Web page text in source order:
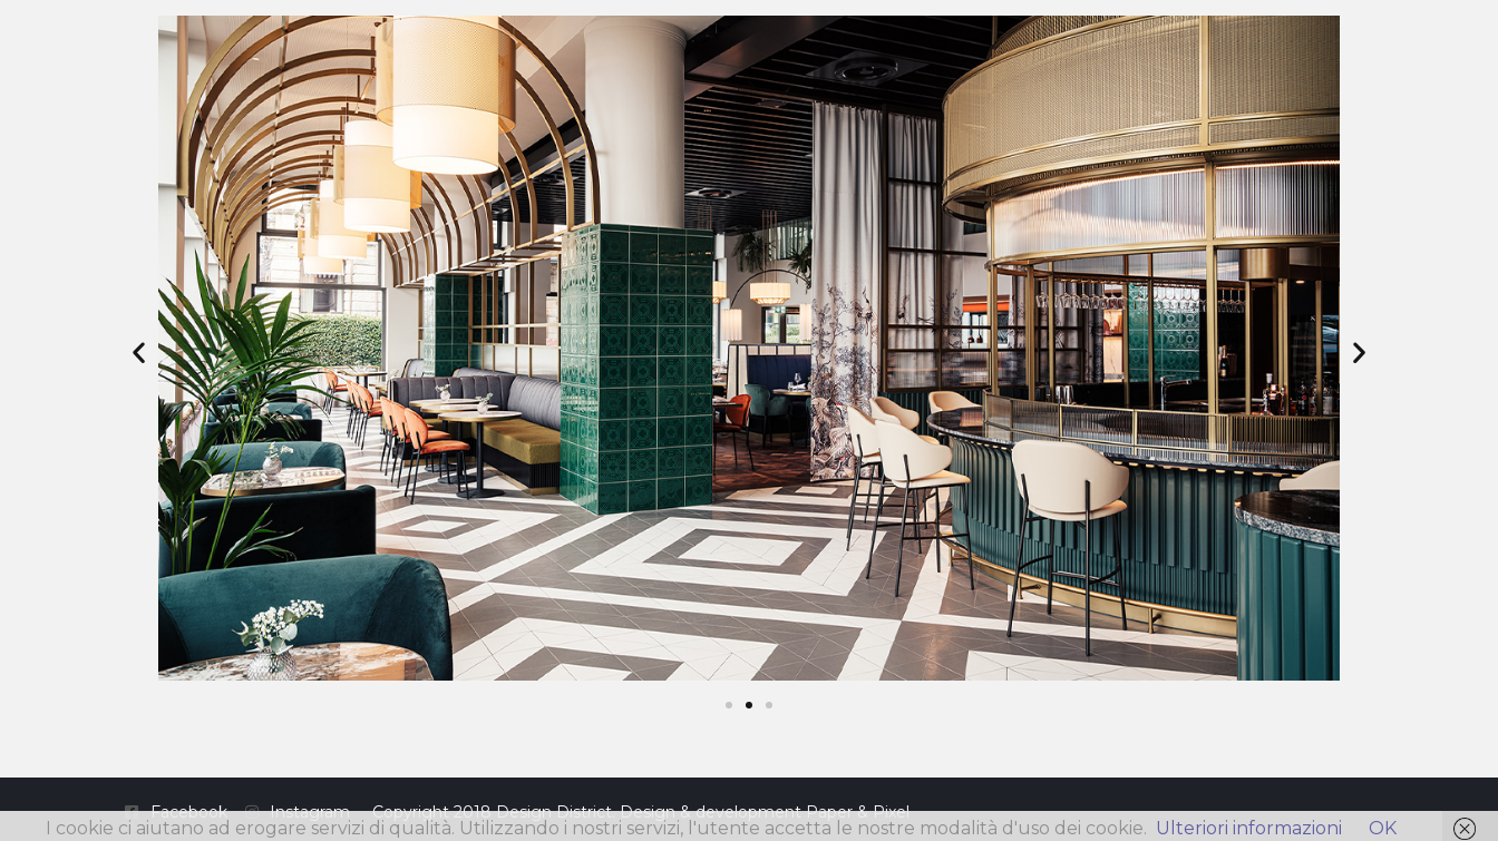
Facebook Instagram Copyright 2018 Design District. Design & developmentPaper & Pixel
I cookie ci aiutano ad erogare servizi di qualità. Utilizzando i nostri servizi, l'utente accetta le nostre modalità d'uso dei cookie. Ulteriori informazioni OK